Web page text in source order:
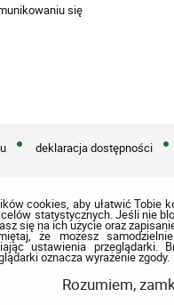
się
deklaracja dostępności
cookies, aby ułatwić Tobie
statystycznych. Jeśli nie
się na ich użycie oraz
że możesz
ustawienia przeglądarki.
oznacza wyrażenie zgody.
Rozumiem,